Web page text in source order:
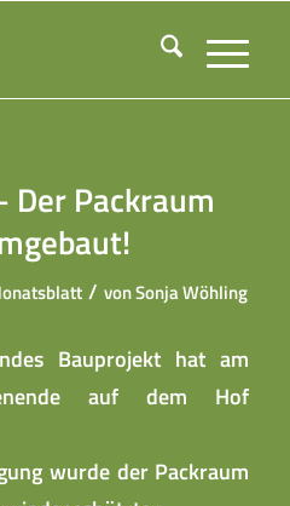
Der Packraum
/ vonSonja Wöhling
Bauprojekt hat am
auf dem Hof
wurde der Packraum